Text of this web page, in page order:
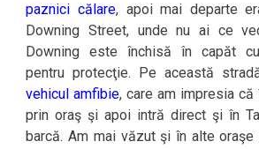
paznici călare, apoi mai departe
Downing Street, unde nu ai ce
Downing este închisă în capăt
pentru protecţie. Pe această
vehicul amfibie, care am impresia
prin oraş şi apoi intră direct şi în
barcă. Am mai văzut şi în alte